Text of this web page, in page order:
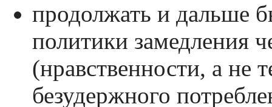
продолжать и дальше
политики замедления
(нравственности, а не
безудержного